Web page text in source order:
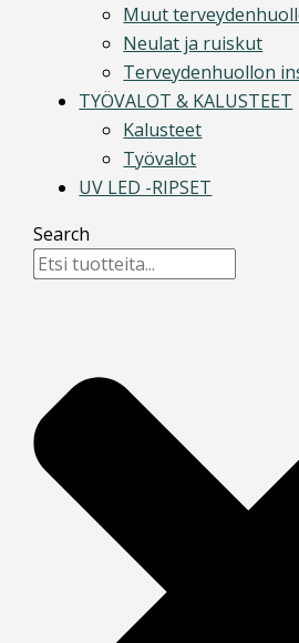
Muut
Neulat ja ruiskut
Terveydenhuollon
TYÖVALOT & KALUSTEET
Kalusteet
Työvalot
UV LED -RIPSET
Search